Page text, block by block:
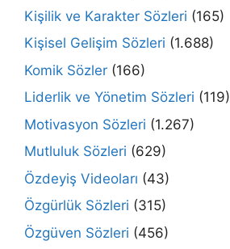
Kişilik ve Karakter Sözleri (165)
Kişisel Gelişim Sözleri (1.688)
Komik Sözler (166)
Liderlik ve Yönetim Sözleri (119)
Motivasyon Sözleri (1.267)
Mutluluk Sözleri (629)
Özdeyiş Videoları (43)
Özgürlük Sözleri (315)
Özgüven Sözleri (456)